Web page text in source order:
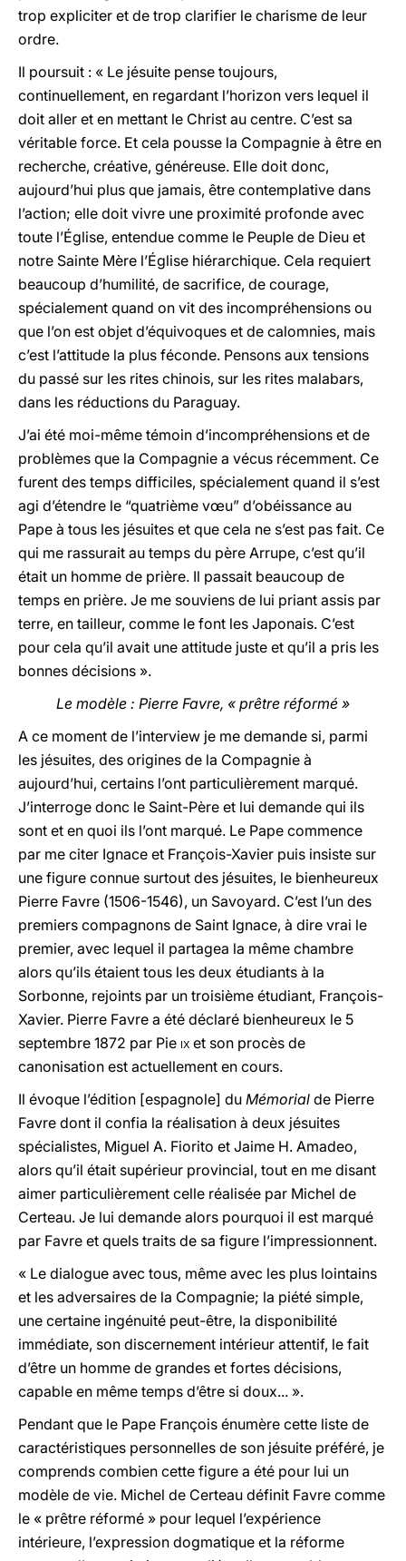
trop expliciter et de trop clarifier le charisme de leur
ordre.
Il poursuit : « Le jésuite pense toujours,
continuellement, en regardant l’horizon vers lequel il
doit aller et en mettant le Christ au centre. C’est sa
véritable force. Et cela pousse la Compagnie à être en
recherche, créative, généreuse. Elle doit donc,
aujourd’hui plus que jamais, être contemplative dans
l’action; elle doit vivre une proximité profonde avec
toute l’Église, entendue comme le Peuple de Dieu et
notre Sainte Mère l’Église hiérarchique. Cela requiert
beaucoup d’humilité, de sacrifice, de courage,
spécialement quand on vit des incompréhensions ou
que l’on est objet d’équivoques et de calomnies, mais
c’est l’attitude la plus féconde. Pensons aux tensions
du passé sur les rites chinois, sur les rites malabars,
dans les réductions du Paraguay.
J’ai été moi-même témoin d’incompréhensions et de
problèmes que la Compagnie a vécus récemment. Ce
furent des temps difficiles, spécialement quand il s’est
agi d’étendre le “quatrième vœu” d’obéissance au
Pape à tous les jésuites et que cela ne s’est pas fait. Ce
qui me rassurait au temps du père Arrupe, c’est qu’il
était un homme de prière. Il passait beaucoup de
temps en prière. Je me souviens de lui priant assis par
terre, en tailleur, comme le font les Japonais. C’est
pour cela qu’il avait une attitude juste et qu’il a pris les
bonnes décisions ».
Le modèle : Pierre Favre, « prêtre réformé »
A ce moment de l’interview je me demande si, parmi
les jésuites, des origines de la Compagnie à
aujourd’hui, certains l’ont particulièrement marqué.
J’interroge donc le Saint-Père et lui demande qui ils
sont et en quoi ils l’ont marqué. Le Pape commence
par me citer Ignace et François-Xavier puis insiste sur
une figure connue surtout des jésuites, le bienheureux
Pierre Favre (1506-1546), un Savoyard. C’est l’un des
premiers compagnons de Saint Ignace, à dire vrai le
premier, avec lequel il partagea la même chambre
alors qu’ils étaient tous les deux étudiants à la
Sorbonne, rejoints par un troisième étudiant, François-
Xavier. Pierre Favre a été déclaré bienheureux le 5
septembre 1872 par Pie ix et son procès de
canonisation est actuellement en cours.
Il évoque l’édition [espagnole] du Mémorial de Pierre
Favre dont il confia la réalisation à deux jésuites
spécialistes, Miguel A. Fiorito et Jaime H. Amadeo,
alors qu’il était supérieur provincial, tout en me disant
aimer particulièrement celle réalisée par Michel de
Certeau. Je lui demande alors pourquoi il est marqué
par Favre et quels traits de sa figure l’impressionnent.
« Le dialogue avec tous, même avec les plus lointains
et les adversaires de la Compagnie; la piété simple,
une certaine ingénuité peut-être, la disponibilité
immédiate, son discernement intérieur attentif, le fait
d’être un homme de grandes et fortes décisions,
capable en même temps d’être si doux... ».
Pendant que le Pape François énumère cette liste de
caractéristiques personnelles de son jésuite préféré, je
comprends combien cette figure a été pour lui un
modèle de vie. Michel de Certeau définit Favre comme
le « prêtre réformé » pour lequel l’expérience
intérieure, l’expression dogmatique et la réforme